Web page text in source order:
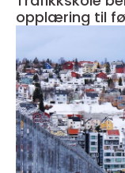
opplæring til